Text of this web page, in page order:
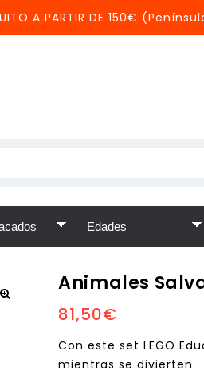
A PARTIR DE 150€
Animales
81,50€
Con este set LEGO
mientras se divierten.